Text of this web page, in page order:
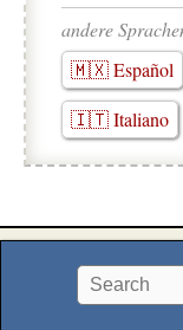
andere
🇲🇽 Español
🇮🇹 Italiano